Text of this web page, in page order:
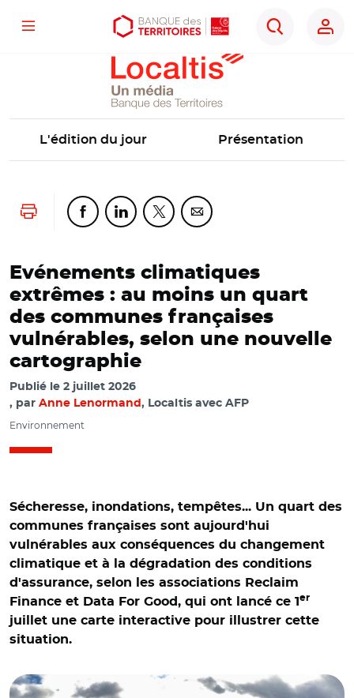
Aller
Aller
Ouvrir
d'accessibilité
Menu
Rechercher
Localtis
L'édition du jour Présentation
Lancer l'impressionPartager cette page sur Facebook
Partager cette page sur Linkedin
Partager cette page sur Twitter
Partager cette page sur
Evénements climatiques
extrêmes : au moins un quart
des communes françaises
vulnérables, selon une nouvelle
cartographie
Publié le 2 juillet 2026
par Anne Lenormand , Localtis avec AFP
Environnement
Sécheresse, inondations, tempêtes... Un quart des
communes françaises sont aujourd'hui
vulnérables aux conséquences du changement
climatique et à la dégradation des conditions
d'assurance, selon les associations Reclaim
Finance et Data For Good, qui ont lancé ce 1 er
juillet une carte interactive pour illustrer cette
situation.